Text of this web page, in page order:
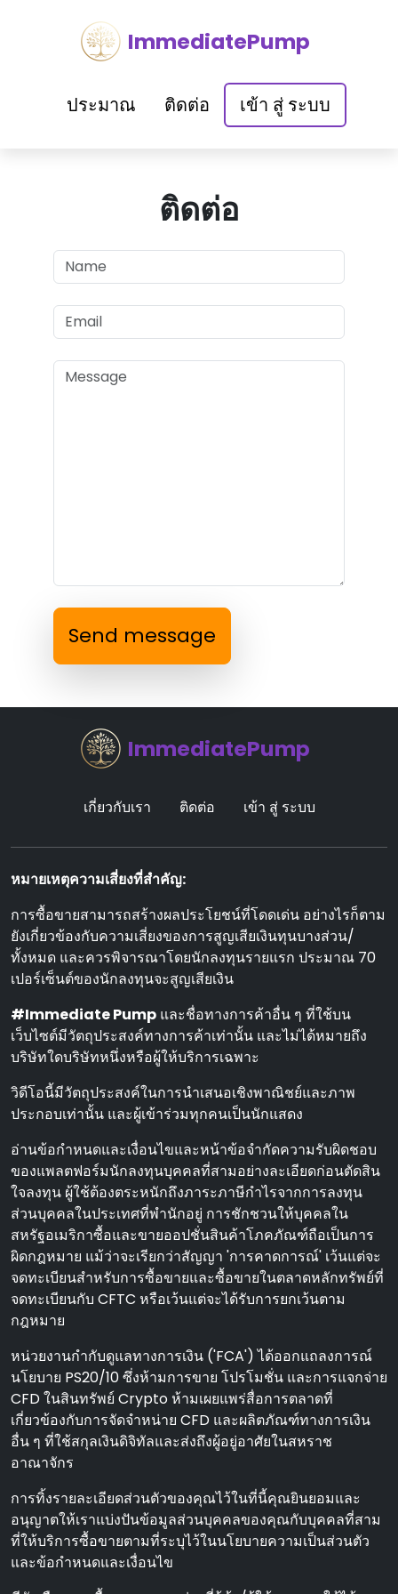
ImmediatePump
ประมาณ ติดต่อ เข้า สู่ ระบบ
ติดต่อ
Send message
ImmediatePump
เกี่ยวกับเรา ติดต่อ เข้า สู่ ระบบ
หมายเหตุความเสี่ยงที่สําคัญ:
การซื้อขายสามารถสร้างผลประโยชน์ที่โดดเด่น อย่างไรก็ตาม
ยังเกี่ยวข้องกับความเสี่ยงของการสูญเสียเงินทุนบางส่วน/
ทั้งหมด และควรพิจารณาโดยนักลงทุนรายแรก ประมาณ 70
เปอร์เซ็นต์ของนักลงทุนจะสูญเสียเงิน
#Immediate Pump และชื่อทางการค้าอื่น ๆ ที่ใช้บน
เว็บไซต์มีวัตถุประสงค์ทางการค้าเท่านั้น และไม่ได้หมายถึง
บริษัทใดบริษัทหนึ่งหรือผู้ให้บริการเฉพาะ
วิดีโอนี้มีวัตถุประสงค์ในการนําเสนอเชิงพาณิชย์และภาพ
ประกอบเท่านั้น และผู้เข้าร่วมทุกคนเป็นนักแสดง
อ่านข้อกําหนดและเงื่อนไขและหน้าข้อจํากัดความรับผิดชอบ
ของแพลตฟอร์มนักลงทุนบุคคลที่สามอย่างละเอียดก่อนตัดสิน
ใจลงทุน ผู้ใช้ต้องตระหนักถึงภาระภาษีกําไรจากการลงทุน
ส่วนบุคคลในประเทศที่พํานักอยู่ การชักชวนให้บุคคลใน
สหรัฐอเมริกาซื้อและขายออปชั่นสินค้าโภคภัณฑ์ถือเป็นการ
ผิดกฎหมาย แม้ว่าจะเรียกว่าสัญญา 'การคาดการณ์' เว้นแต่จะ
จดทะเบียนสําหรับการซื้อขายและซื้อขายในตลาดหลักทรัพย์ที่
จดทะเบียนกับ CFTC หรือเว้นแต่จะได้รับการยกเว้นตาม
กฎหมาย
หน่วยงานกํากับดูแลทางการเงิน ('FCA') ได้ออกแถลงการณ์
นโยบาย PS20/10 ซึ่งห้ามการขาย โปรโมชั่น และการแจกจ่าย
CFD ในสินทรัพย์ Crypto ห้ามเผยแพร่สื่อการตลาดที่
เกี่ยวข้องกับการจัดจําหน่าย CFD และผลิตภัณฑ์ทางการเงิน
อื่น ๆ ที่ใช้สกุลเงินดิจิทัลและส่งถึงผู้อยู่อาศัยในสหราช
อาณาจักร
การทิ้งรายละเอียดส่วนตัวของคุณไว้ในที่นี้คุณยินยอมและ
อนุญาตให้เราแบ่งปันข้อมูลส่วนบุคคลของคุณกับบุคคลที่สาม
ที่ให้บริการซื้อขายตามที่ระบุไว้ในนโยบายความเป็นส่วนตัว
และข้อกําหนดและเงื่อนไข